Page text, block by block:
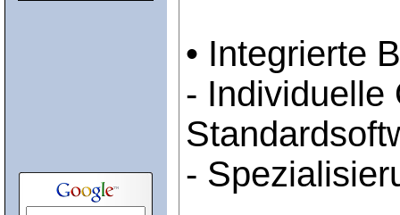
• Integrierte
- Individuelle
-